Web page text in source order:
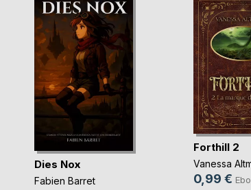
Dies Nox
Fabien Barret
Forthill 2
Vanessa
0,99 €